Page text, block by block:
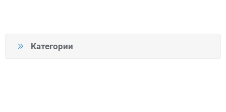
Категории